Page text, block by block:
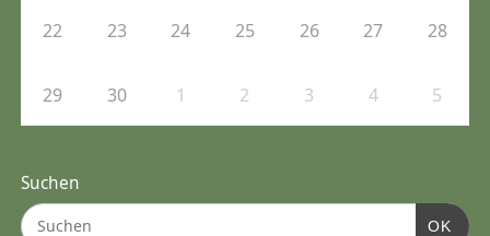
22 23 24 25 26 27 28
29 30 1 2 3 4 5
Suchen
OK